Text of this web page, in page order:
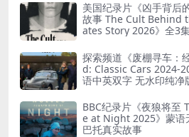
美国纪录片《凶手背后
故事 The Cult Behind
ates Story 2026》全3
探索频道《废棚寻车：
d: Classic Cars 2024-
语中英双字 无水印纯净
BBC纪录片《夜狼将至
e at Night 2025》蒙语
巴托真实故事